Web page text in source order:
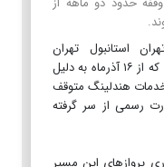
استانبول تهران
هواپیمایی جمهوری اسلامی ایران «هما» که از ۱۶ آذرماه به دلیل
خدمات هندلینگ متوقف
ماه به صورت رسمی از سر گرفته
پروازهای این مسیر